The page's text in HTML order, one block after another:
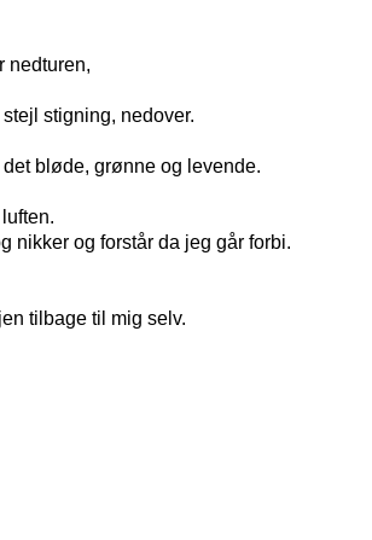
nedturen,
stigning, nedover.
bløde, grønne og levende.
nikker og forstår da jeg går forbi.
tilbage til mig selv.